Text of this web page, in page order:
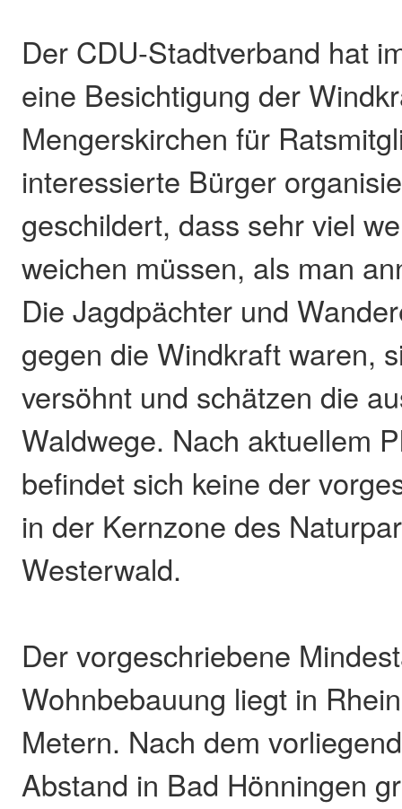
Der CDU-Stadtverband hat
eine Besichtigung der
Mengerskirchen für
interessierte Bürger
geschildert, dass sehr viel
weichen müssen, als man
Die Jagdpächter und
gegen die Windkraft waren,
versöhnt und schätzen die
Waldwege. Nach aktuellem
befindet sich keine der
in der Kernzone des
Westerwald.
Der vorgeschriebene
Wohnbebauung liegt in
Metern. Nach dem
Abstand in Bad Hönningen